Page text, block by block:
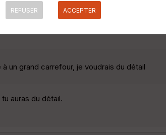
pour du 'hors piste' (trail ? VTT
un grand carrefour, je voudrais du détail
auras du détail.
REFUSER ACCEPTER